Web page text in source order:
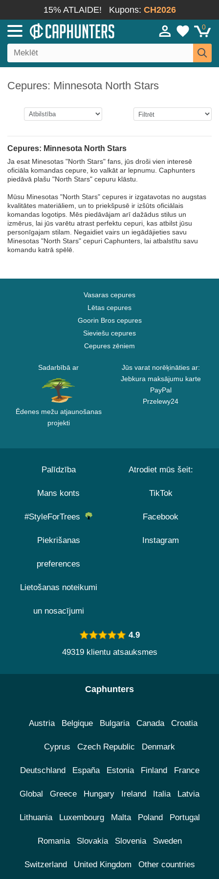
15% ATLAIDE! Kupons: CH2026
0
Cepures: Minnesota North Stars
Cepures: Minnesota North Stars
Ja esat Minesotas "North Stars" fans, jūs droši vien interesē
oficiāla komandas cepure, ko valkāt ar lepnumu. Caphunters
piedāvā plašu "North Stars" cepuru klāstu.
Mūsu Minesotas "North Stars" cepures ir izgatavotas no augstas
kvalitātes materiāliem, un to priekšpusē ir izšūts oficiālais
komandas logotips. Mēs piedāvājam arī dažādus stilus un
izmērus, lai jūs varētu atrast perfektu cepuri, kas atbilst jūsu
personīgajam stilam. Negaidiet vairs un iegādājieties savu
Minesotas "North Stars" cepuri Caphunters, lai atbalstītu savu
komandu katrā spēlē.
Vasaras cepures
Lētas cepures
Goorin Bros cepures
Sieviešu cepures
Cepures zēniem
Sadarbībā ar
Ēdenes mežu atjaunošanas
projekti
Jūs varat norēķināties ar:
Jebkura maksājumu karte
PayPal
Przelewy24
Palīdzība
Mans konts
#StyleForTrees
Piekrišanas
preferences
Lietošanas noteikumi
un nosacījumi
Atrodiet mūs šeit:
TikTok
Facebook
Instagram
4.9
49319 klientu atsauksmes
Caphunters
Austria Belgique Bulgaria Canada Croatia
Cyprus Czech Republic Denmark
Deutschland España Estonia Finland France
Global Greece Hungary Ireland Italia Latvia
Lithuania Luxembourg Malta Poland Portugal
Romania Slovakia Slovenia Sweden
Switzerland United Kingdom Other countries